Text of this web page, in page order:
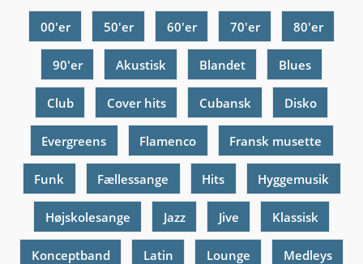
00'er 50'er 60'er 70'er 80'er
90'er Akustisk Blandet Blues
Club Cover hits Cubansk Disko
Evergreens Flamenco Fransk musette
Funk Fællessange Hits Hyggemusik
Højskolesange Jazz Jive Klassisk
Konceptband Latin Lounge Medleys